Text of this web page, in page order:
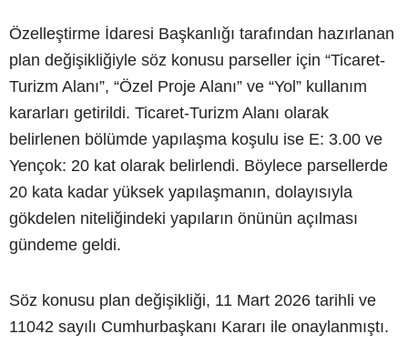
Özelleştirme İdaresi Başkanlığı tarafından hazırlanan
plan değişikliğiyle söz konusu parseller için “Ticaret-
Turizm Alanı”, “Özel Proje Alanı” ve “Yol” kullanım
kararları getirildi. Ticaret-Turizm Alanı olarak
belirlenen bölümde yapılaşma koşulu ise E: 3.00 ve
Yençok: 20 kat olarak belirlendi. Böylece parsellerde
20 kata kadar yüksek yapılaşmanın, dolayısıyla
gökdelen niteliğindeki yapıların önünün açılması
gündeme geldi.
Söz konusu plan değişikliği, 11 Mart 2026 tarihli ve
11042 sayılı Cumhurbaşkanı Kararı ile onaylanmıştı.